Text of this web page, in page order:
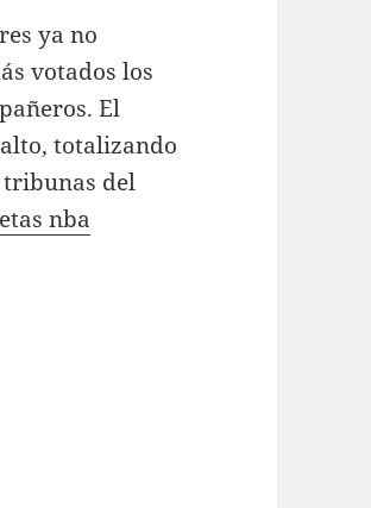
ya no
votados los
El
totalizando
tribunas del
nba